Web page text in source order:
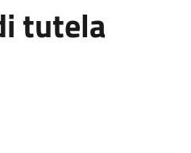
tutela